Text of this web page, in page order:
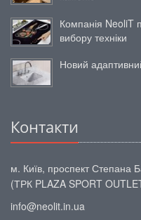
Компанія NeoliT
вибору техніки
Новий
Контакти
м. Київ, проспект Степана
(ТРК PLAZA SPORT
info@neolit.in.ua